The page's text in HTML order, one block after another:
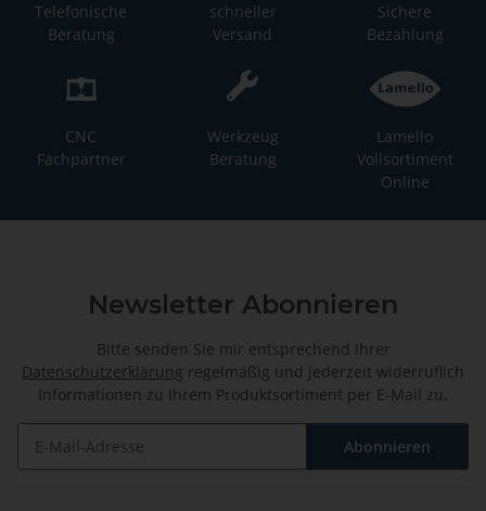
Telefonische
Beratung
schneller
Versand
Sichere
Bezahlung
CNC
Fachpartner
Werkzeug
Beratung
Lamello
Vollsortiment
Online
Newsletter Abonnieren
Bitte senden Sie mir entsprechend Ihrer
Datenschutzerklärung regelmäßig und jederzeit widerruflich
Informationen zu Ihrem Produktsortiment per E-Mail zu.
Abonnieren